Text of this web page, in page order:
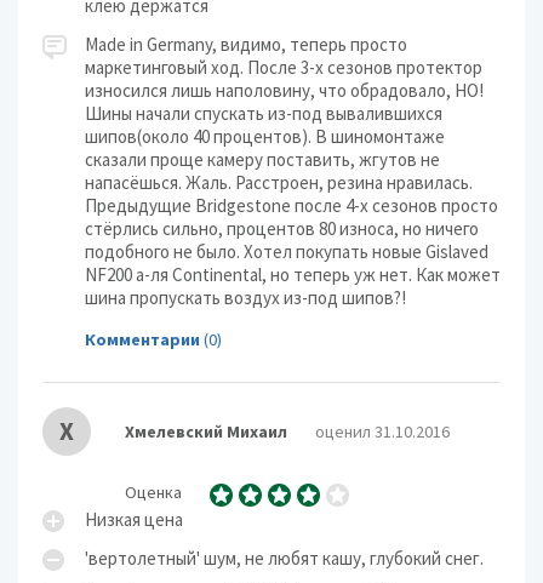
клею держатся
Made in Germany, видимо, теперь просто
маркетинговый ход. После 3-х сезонов протектор
износился лишь наполовину, что обрадовало, НО!
Шины начали спускать из-под вывалившихся
шипов(около 40 процентов). В шиномонтаже
сказали проще камеру поставить, жгутов не
напасёшься. Жаль. Расстроен, резина нравилась.
Предыдущие Bridgestone после 4-х сезонов просто
стёрлись сильно, процентов 80 износа, но ничего
подобного не было. Хотел покупать новые Gislaved
NF200 а-ля Continental, но теперь уж нет. Как может
шина пропускать воздух из-под шипов?!
Комментарии (0)
Х Хмелевский Михаил оценил 31.10.2016
Оценка
Низкая цена
'вертолетный' шум, не любят кашу, глубокий снег.